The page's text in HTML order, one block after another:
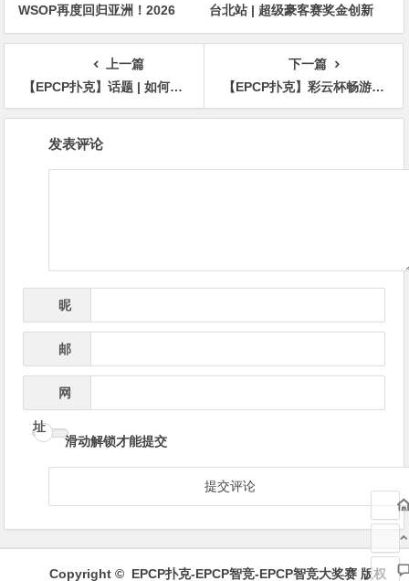
WSOP再度回归亚洲！2026
APL济州站6月19-28日盛大登
台北站 | 超级豪客赛奖金创新
高，美国选手Ethan
“Rampage” Yau领跑全场！
上一篇
【EPCP扑克】话题 | 如何在扑克中击败松散的侵略性玩家 (LAG)
下一篇
【EPCP扑克】彩云杯畅游赛大理站54人奖励圈产生！和永刚撞上钢板遗憾成为泡沫！姚澍狂揽258.5万记分牌携手17人明日决战！
发表评论
昵
邮
网
址
滑动解锁才能提交
Copyright © EPCP扑克-EPCP智竞-EPCP智竞大奖赛版权